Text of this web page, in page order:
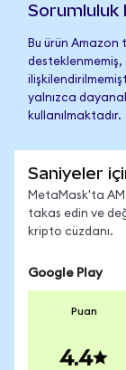
Sorumluluk
Bu ürün Amazon
desteklenmemiş,
yalnızca
kullanılmaktadır.
Saniyeler
MetaMask'ta
takas edin ve
kripto cüzdanı.
Google Play
Puan
4.4